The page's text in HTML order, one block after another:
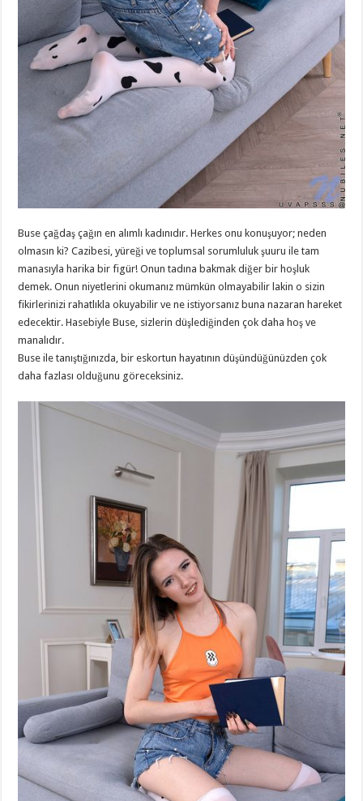
Buse çağdaş çağın en alımlı kadınıdır. Herkes onu konuşuyor; neden
olmasın ki? Cazibesi, yüreği ve toplumsal sorumluluk şuuru ile tam
manasıyla harika bir figür! Onun tadına bakmak diğer bir hoşluk
demek. Onun niyetlerini okumanız mümkün olmayabilir lakin o sizin
fikirlerinizi rahatlıkla okuyabilir ve ne istiyorsanız buna nazaran hareket
edecektir. Hasebiyle Buse, sizlerin düşlediğinden çok daha hoş ve
manalıdır.
Buse ile tanıştığınızda, bir eskortun hayatının düşündüğünüzden çok
daha fazlası olduğunu göreceksiniz.